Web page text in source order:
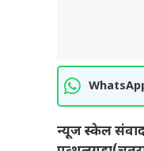
न्यूज स्केल